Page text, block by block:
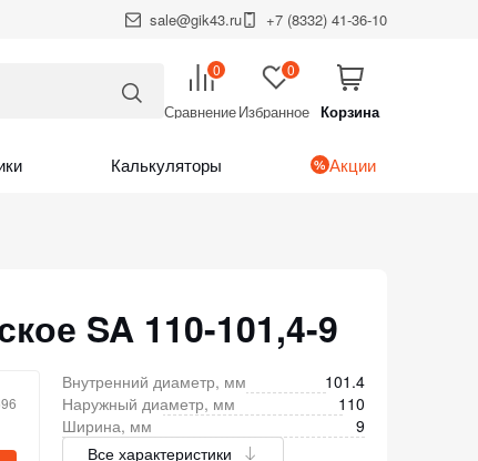
sale@gik43.ru +7 (8332) 41-36-10
0
Сравнение
0
Избранное Корзина
Калькуляторы Акции
SA 110-101,4-9
Внутренний диаметр, мм
101.4
Наружный диаметр, мм
110
Ширина, мм
9
Все характеристики